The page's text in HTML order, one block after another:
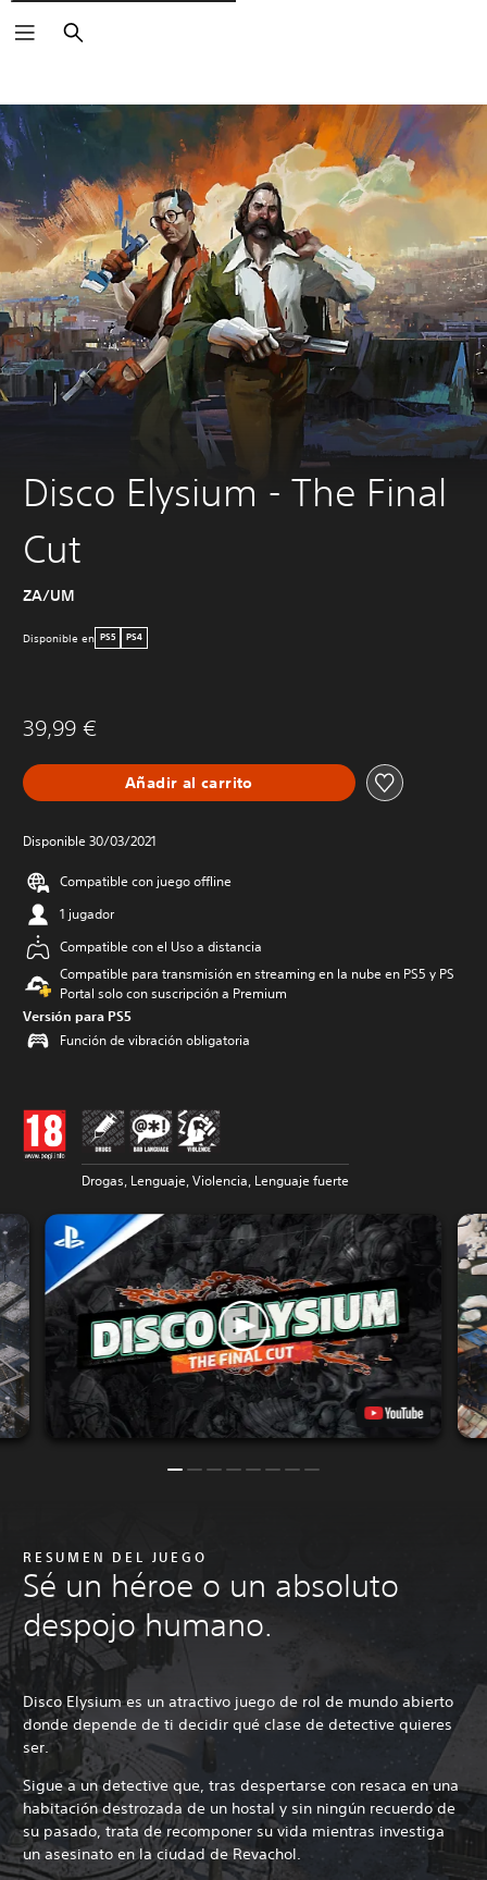
Buscar
Disco Elysium - The Final
Cut
ZA/UM
Disponible en PS5 PS4
39,99 €
Añadir al carrito
Disponible 30/03/2021
Compatible con juego offline
1 jugador
Compatible con el Uso a distancia
Compatible para transmisión en streaming en la nube en PS5 y PS
Portal solo con suscripción a Premium
Versión para PS5
Función de vibración obligatoria
Drogas, Lenguaje, Violencia, Lenguaje fuerte
RESUMEN DEL JUEGO
Sé un héroe o un absoluto
despojo humano.
Disco Elysium es un atractivo juego de rol de mundo abierto
donde depende de ti decidir qué clase de detective quieres
ser.
Sigue a un detective que, tras despertarse con resaca en una
habitación destrozada de un hostal y sin ningún recuerdo de
su pasado, trata de recomponer su vida mientras investiga
un asesinato en la ciudad de Revachol.